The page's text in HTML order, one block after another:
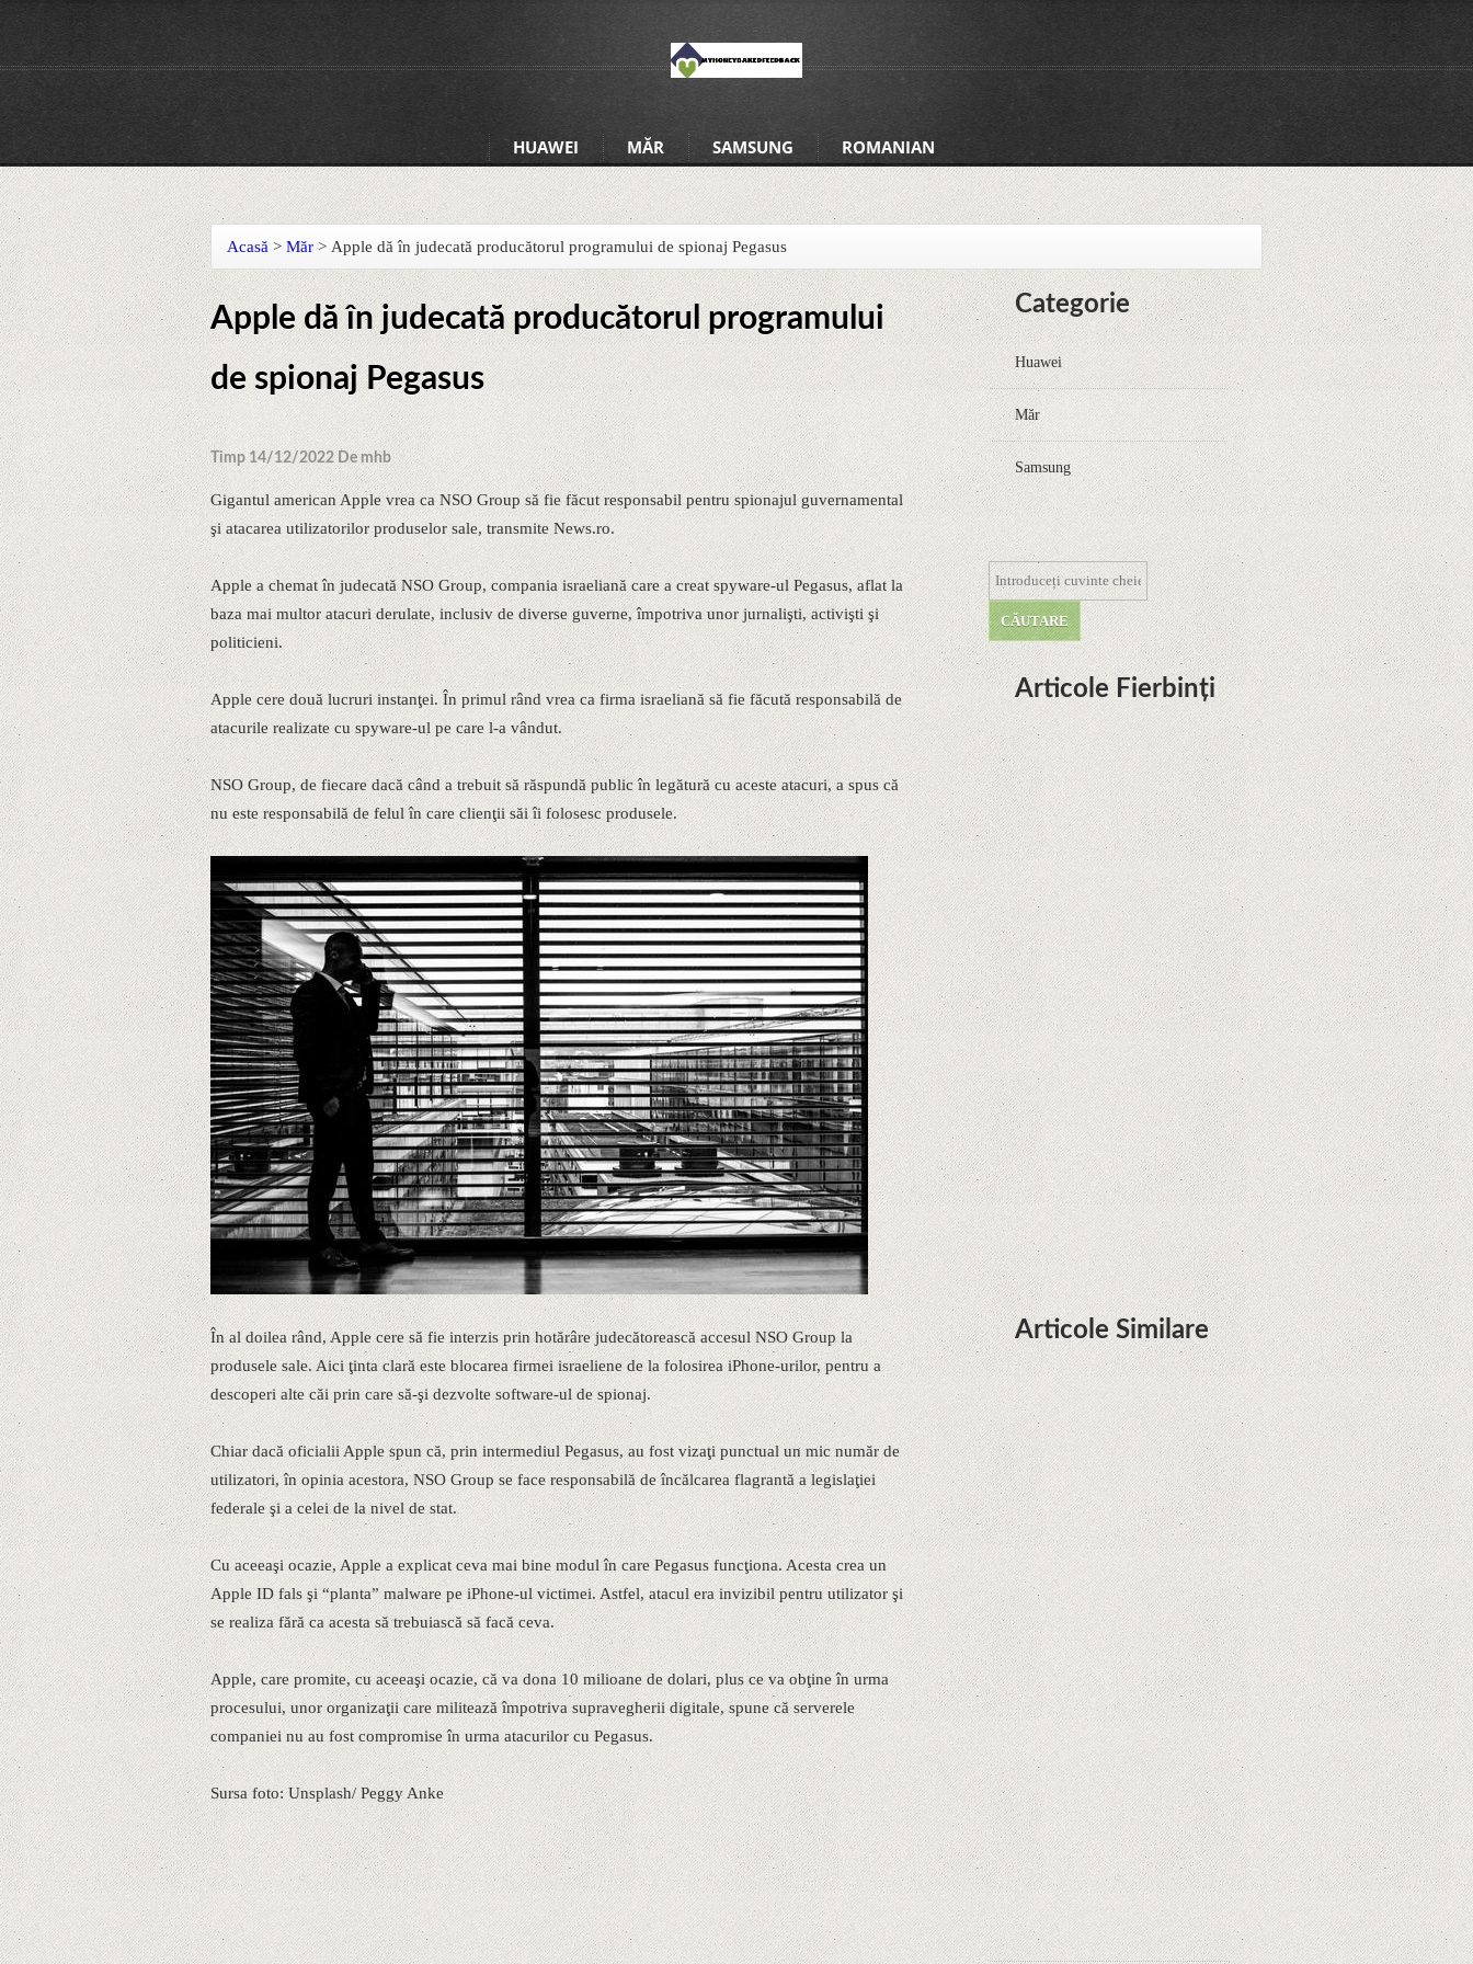
HUAWEI MĂR SAMSUNG ROMANIAN
Acasă > Măr > Apple dă în judecată producătorul programului de spionaj Pegasus
Apple dă în judecată producătorul programului
de spionaj Pegasus
Timp 14/12/2022 De mhb
Gigantul american Apple vrea ca NSO Group să fie făcut responsabil pentru spionajul guvernamental
şi atacarea utilizatorilor produselor sale, transmite News.ro.
Apple a chemat în judecată NSO Group, compania israeliană care a creat spyware-ul Pegasus, aflat la
baza mai multor atacuri derulate, inclusiv de diverse guverne, împotriva unor jurnalişti, activişti şi
politicieni.
Apple cere două lucruri instanţei. În primul rând vrea ca firma israeliană să fie făcută responsabilă de
atacurile realizate cu spyware-ul pe care l-a vândut.
NSO Group, de fiecare dacă când a trebuit să răspundă public în legătură cu aceste atacuri, a spus că
nu este responsabilă de felul în care clienţii săi îi folosesc produsele.
În al doilea rând, Apple cere să fie interzis prin hotărâre judecătorească accesul NSO Group la
produsele sale. Aici ţinta clară este blocarea firmei israeliene de la folosirea iPhone-urilor, pentru a
descoperi alte căi prin care să-şi dezvolte software-ul de spionaj.
Chiar dacă oficialii Apple spun că, prin intermediul Pegasus, au fost vizaţi punctual un mic număr de
utilizatori, în opinia acestora, NSO Group se face responsabilă de încălcarea flagrantă a legislaţiei
federale şi a celei de la nivel de stat.
Cu aceeaşi ocazie, Apple a explicat ceva mai bine modul în care Pegasus funcţiona. Acesta crea un
Apple ID fals şi “planta” malware pe iPhone-ul victimei. Astfel, atacul era invizibil pentru utilizator şi
se realiza fără ca acesta să trebuiască să facă ceva.
Apple, care promite, cu aceeaşi ocazie, că va dona 10 milioane de dolari, plus ce va obţine în urma
procesului, unor organizaţii care militează împotriva supravegherii digitale, spune că serverele
companiei nu au fost compromise în urma atacurilor cu Pegasus.
Sursa foto: Unsplash/ Peggy Anke
Categorie
Huawei
Măr
Samsung
Articole Fierbinți
Dota Anime venind la Netflix în
această lună de la Legenda Korra
Studio Mir
Curtea Supremă reglementează în
favoarea Google în Oracle Java
Fight
Zvon: aplicațiile Google nu se mai
pot instala pe terminalele Huawei
cu procesoare Kirin
Huawei P50 primeşte o posibilă
dată de lansare şi e mai curând
decât credeam; Are cameră
telephoto cu zoom optic variabil
Articole Similare
Descoperire remarcabilă. Genomul
uman nu mai are secrete
iPhone 12 Mini, bijuteria - TECH
REVIEW
Apple cedează, în sfârșit. Piese de
schimb pentru iPhone și Mac, puse
în vânzare
Rețelele sociale au pierdut deja 10
miliarde de dolari din cauza noilor
reguli Apple privind urmărirea
utilizatorilor